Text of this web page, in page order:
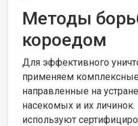
Методы
короедом
Для эффективного
применяем
направленные на
насекомых и их
используют